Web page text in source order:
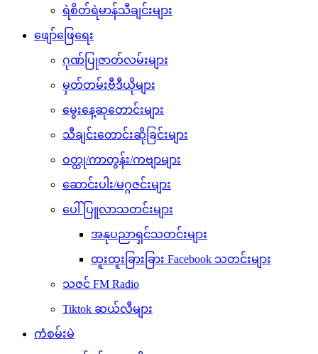
ရဲစိတ်ရဲမာန်သီချင်းများ
ဖျော်ဖြေရေး
ဂုဏ်ပြုဇာတ်လမ်းများ
မှတ်တမ်းဗီဒီယိုများ
မွေးနေ့ဆုတောင်းများ
သီချင်းတောင်းဆိုခြင်းများ
ဝတ္ထု/ကာတွန်း/ကဗျာများ
ဆောင်းပါး/မဂ္ဂဇင်းများ
ပေါ်ပြူလာသတင်းများ
အနုပညာရှင်သတင်းများ
ထူးထူးခြားခြား Facebook သတင်းများ
သဇင် FM Radio
Tiktok ဆယ်လီများ
ကံစမ်းမဲ